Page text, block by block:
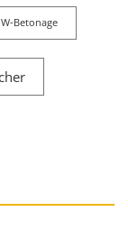
Betonage